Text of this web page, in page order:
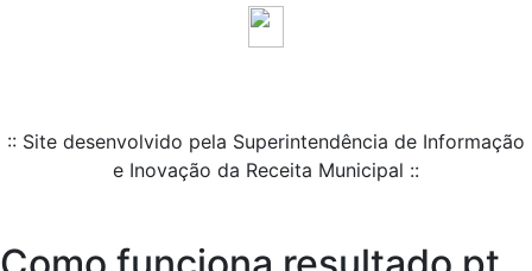
:: Site desenvolvido pela Superintendência de Informação
e Inovação da Receita Municipal ::